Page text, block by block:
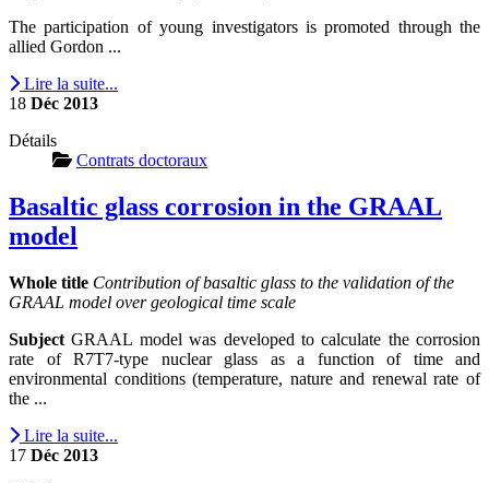
The participation of young investigators is promoted through the
allied Gordon ...
Lire la suite...
18 Déc 2013
Détails
Contrats doctoraux
Basaltic glass corrosion in the GRAAL
model
Whole title Contribution of basaltic glass to the validation of the
GRAAL model over geological time scale
Subject GRAAL model was developed to calculate the corrosion
rate of R7T7-type nuclear glass as a function of time and
environmental conditions (temperature, nature and renewal rate of
the ...
Lire la suite...
17 Déc 2013